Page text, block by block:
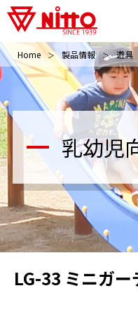
乳幼児
Home 製品情報 遊具
LG-33 ミニガー